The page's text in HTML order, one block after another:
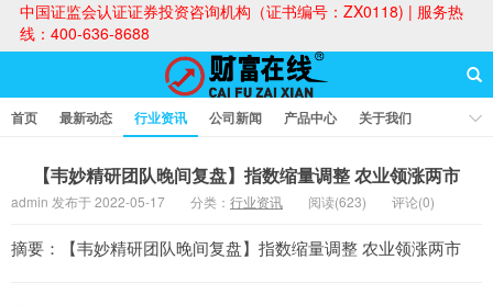
中国证监会认证证券投资咨询机构（证书编号：ZX0118) | 服务热
线：400-636-8688
首页 最新动态 行业资讯 公司新闻 产品中心
关于我们
【韦妙精研团队晚间复盘】指数缩量调整 农业领涨两市
admin 发布于 2022-05-17 分类： 行业资讯 阅读(623) 评论(0)
摘要：【韦妙精研团队晚间复盘】指数缩量调整 农业领涨两市